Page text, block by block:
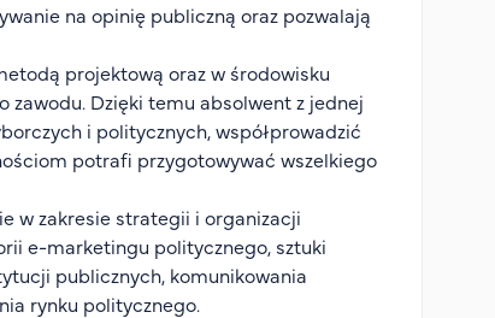
na opinię publiczną oraz pozwalają
projektową oraz w środowisku
Dzięki temu absolwent z jednej
i politycznych, współprowadzić
potrafi przygotowywać wszelkiego
w zakresie strategii i organizacji
e-marketingu politycznego, sztuki
publicznych, komunikowania
rynku politycznego.